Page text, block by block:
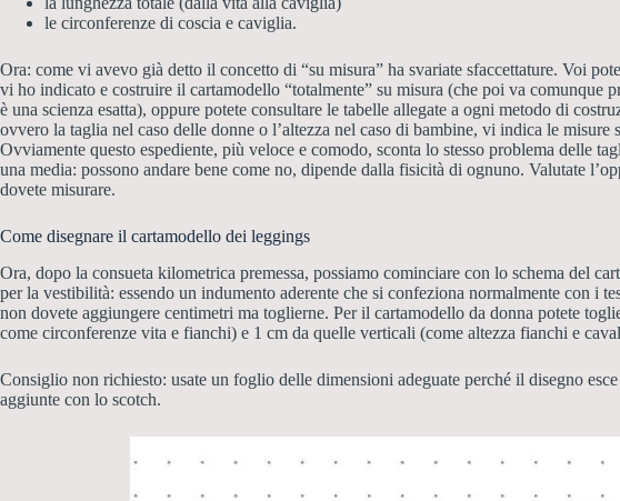
le circonferenze di coscia e caviglia.
Ora: come vi avevo già detto il concetto di “su misura” ha svariate sfaccettature. Voi
vi ho indicato e costruire il cartamodello “totalmente” su misura (che poi va comunque
è una scienza esatta), oppure potete consultare le tabelle allegate a ogni metodo di
ovvero la taglia nel caso delle donne o l’altezza nel caso di bambine, vi indica le
Ovviamente questo espediente, più veloce e comodo, sconta lo stesso problema delle
una media: possono andare bene come no, dipende dalla fisicità di ognuno. Valutate
dovete misurare.
Come disegnare il cartamodello dei leggings
Ora, dopo la consueta kilometrica premessa, possiamo cominciare con lo schema del
per la vestibilità: essendo un indumento aderente che si confeziona normalmente con i
non dovete aggiungere centimetri ma toglierne. Per il cartamodello da donna potete
come circonferenze vita e fianchi) e 1 cm da quelle verticali (come altezza fianchi e
Consiglio non richiesto: usate un foglio delle dimensioni adeguate perché il disegno
aggiunte con lo scotch.